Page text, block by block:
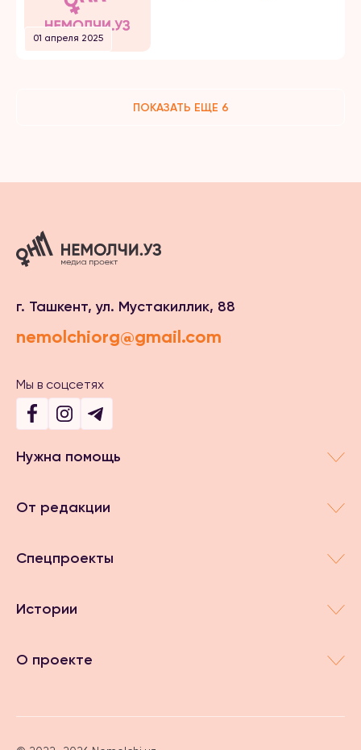
01 апреля 2025
ПОКАЗАТЬ ЕЩЕ 6
г. Ташкент, ул. Мустакиллик, 88
nemolchiorg@gmail.com
Мы в соцсетях
Нужна помощь
От редакции
Спецпроекты
Истории
О проекте